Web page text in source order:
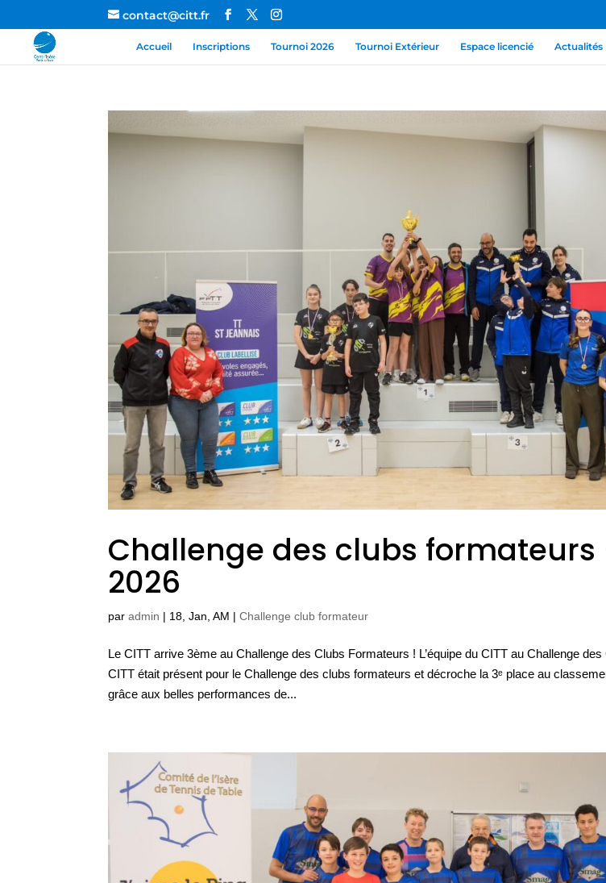
contact@citt.fr
Accueil Inscriptions Tournoi 2026 Tournoi Extérieur Espace licencié Actualités
Challenge des clubs formateurs
2026
paradmin | 18, Jan, AM |Challenge club formateur
Le CITT arrive 3ème au Challenge des Clubs Formateurs ! L’équipe du CITT au Challenge
CITT était présent pour le Challenge des clubs formateurs et décroche la 3ᵉ place au
grâce aux belles performances de...